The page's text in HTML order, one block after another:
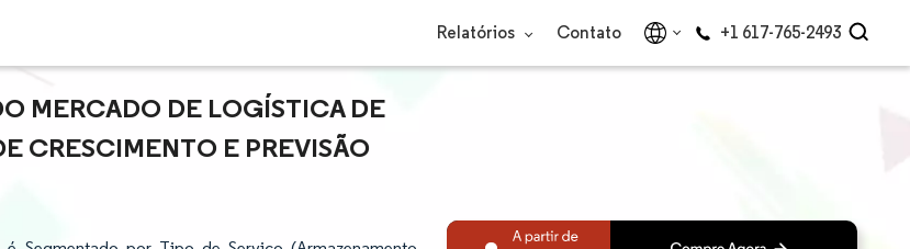
Relatórios Contato +1 617-765-2493
MERCADO DE LOGÍSTICA DE
CRESCIMENTO E PREVISÃO